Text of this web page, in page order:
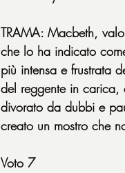
TRAMA: Macbeth,
che lo ha indicato
più intensa e frustrata
del reggente in carica,
divorato da dubbi e
creato un mostro che
Voto 7